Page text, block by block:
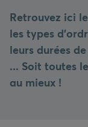
Retrouvez ici
les types
leurs durées
... Soit toutes
au mieux !